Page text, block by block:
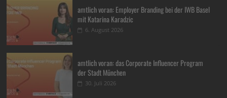
amtlich voran: Employer Branding bei der IWB Basel
mit Katarina Karadzic
6. August 2026
amtlich voran: das Corporate Influencer Program
der Stadt München
30. Juli 2026